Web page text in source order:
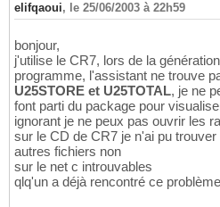
elifqaoui, le 25/06/2003 à 22h59
bonjour,
j'utilise le CR7, lors de la
programme, l'assistant ne trouve
U25STORE et U25TOTAL, je ne
font parti du package pour
ignorant je ne peux pas ouvrir les
sur le CD de CR7 je n'ai pu
autres fichiers non
sur le net c introuvables
qlq'un a déjà rencontré ce